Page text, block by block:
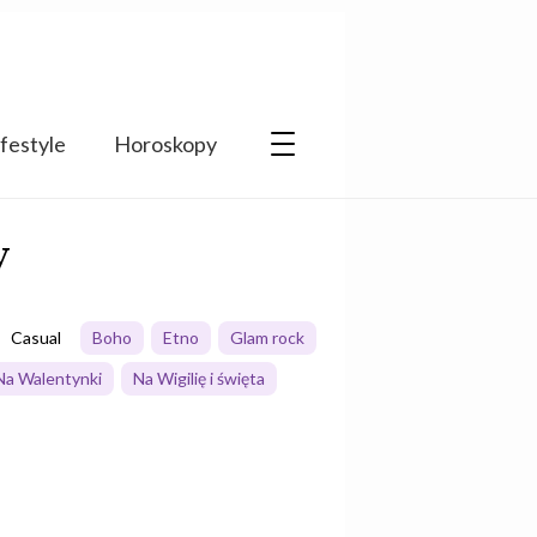
Horoskopy
Casual Boho Etno
Glam rock
Walentynki
Na Wigilię i święta